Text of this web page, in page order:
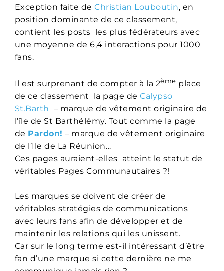
Exception faite deChristian Louboutin, en
position dominante de ce classement,
contient les posts les plus fédérateurs avec
une moyenne de 6,4 interactions pour 1000
fans.
Il est surprenant de compter à la 2ème place
de ce classement la page deCalypso
St.Barth – marque de vêtement originaire de
l’île de St Barthélémy. Tout comme la page
de Pardon! – marque de vêtement originaire
de l’Ile de La Réunion…
Ces pages auraient-elles atteint le statut de
véritables Pages Communautaires ?!
Les marques se doivent de créer de
véritables stratégies de communications
avec leurs fans afin de développer et de
maintenir les relations qui les unissent.
Car sur le long terme est-il intéressant d’être
fan d’une marque si cette dernière ne me